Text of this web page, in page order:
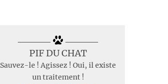
PIF DU CHAT
Sauvez-le ! Agissez ! Oui, il existe
un traitement !